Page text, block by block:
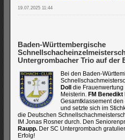
19.07.2025 11:44
Baden-Württembergische
Untergrombacher Trio auf der
Bei den Baden-
Doll die
Meisterin. FM Benedikt
Gesamtklassement
und setzte sich im
die Deutschen
IM Jonas Rosner durch. Den
Raupp. Der SC Untergrombach
Erfolg!